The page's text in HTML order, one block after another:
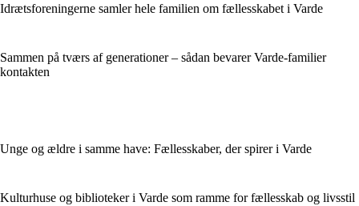
Idrætsforeningerne samler hele familien om fællesskabet i Varde
Sammen på tværs af generationer – sådan bevarer Varde-familier
kontakten
Unge og ældre i samme have: Fællesskaber, der spirer i Varde
Kulturhuse og biblioteker i Varde som ramme for fællesskab og livsstil